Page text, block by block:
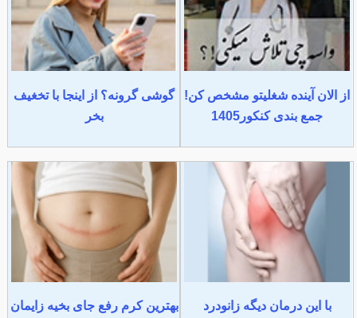
از الان آینده شغلیتو مشخص کن!
جمع بندی کنکور1405
گوشی گرونه؟ از اینجا با تخغیف
بخر
با این درمان دیگه زانودرد
بهترین کرم رفع جای بخیه زایمان